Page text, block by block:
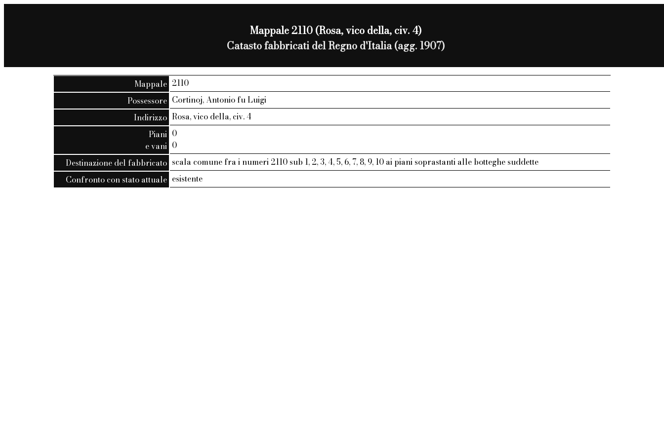
Mappale 2110 (Rosa, vico della, civ. 4)
Catasto fabbricati del Regno d'Italia (agg. 1907)
Mappale 2110
Possessore Cortinoj, Antonio fu Luigi
Indirizzo Rosa, vico della, civ. 4
Piani
e vani
0
0
Destinazione del fabbricato scala comune fra i numeri 2110 sub 1, 2, 3, 4, 5, 6, 7, 8, 9, 10 ai piani soprastanti alle botteghe suddette
Confronto con stato attuale esistente